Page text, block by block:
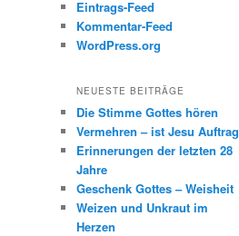
Eintrags-Feed
Kommentar-Feed
WordPress.org
NEUESTE BEITRÄGE
Die Stimme Gottes hören
Vermehren – ist Jesu Auftrag
Erinnerungen der letzten 28
Jahre
Geschenk Gottes – Weisheit
Weizen und Unkraut im
Herzen